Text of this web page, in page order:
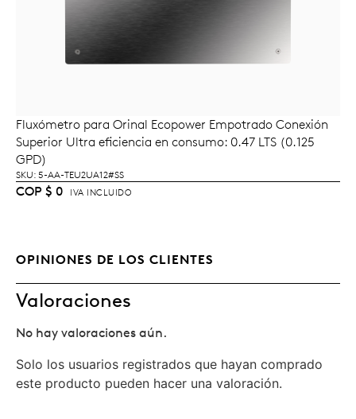
LEER MÁS
Fluxómetro para Orinal Ecopower Empotrado Conexión
Superior Ultra eficiencia en consumo: 0.47 LTS (0.125
GPD)
SKU: 5-AA-TEU2UA12#SS
COP $ 0 IVA INCLUIDO
OPINIONES DE LOS CLIENTES
Valoraciones
No hay valoraciones aún.
Solo los usuarios registrados que hayan comprado
este producto pueden hacer una valoración.